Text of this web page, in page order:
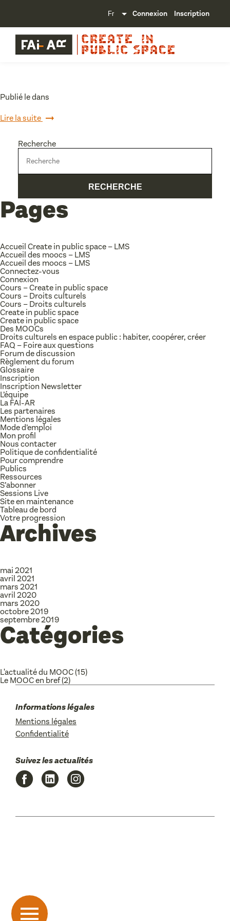
Connexion Inscription
Publié le dans
Lire la suite
Recherche
Pages
Accueil Create in public space – LMS
Accueil des moocs – LMS
Accueil des moocs – LMS
Connectez-vous
Connexion
Cours – Create in public space
Cours – Droits culturels
Cours – Droits culturels
Create in public space
Create in public space
Des MOOCs
Droits culturels en espace public : habiter, coopérer, créer
FAQ – Foire aux questions
Forum de discussion
Règlement du forum
Glossaire
Inscription
Inscription Newsletter
L’équipe
La FAI-AR
Les partenaires
Mentions légales
Mode d’emploi
Mon profil
Nous contacter
Politique de confidentialité
Pour comprendre
Publics
Ressources
S’abonner
Sessions Live
Site en maintenance
Tableau de bord
Votre progression
Archives
mai 2021
avril 2021
mars 2021
avril 2020
mars 2020
octobre 2019
septembre 2019
Catégories
L'actualité du MOOC(15)
Le MOOC en bref(2)
Informations légales
Mentions légales
Confidentialité
Suivez les actualités